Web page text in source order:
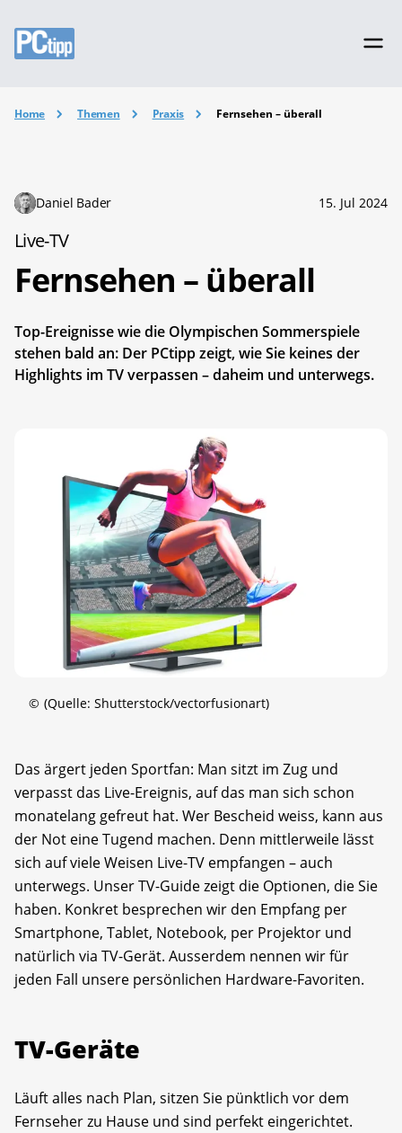
Home Themen Praxis Fernsehen – überall
Daniel Bader 15. Jul 2024
Live-TV
Fernsehen – überall
Top-Ereignisse wie die Olympischen Sommerspiele
stehen bald an: Der PCtipp zeigt, wie Sie keines der
Highlights im TV verpassen – daheim und unterwegs.
© (Quelle: Shutterstock/vectorfusionart)
Das ärgert jeden Sportfan: Man sitzt im Zug und
verpasst das Live-Ereignis, auf das man sich schon
monatelang gefreut hat. Wer Bescheid weiss, kann aus
der Not eine Tugend machen. Denn mittlerweile lässt
sich auf viele Weisen Live-TV empfangen – auch
unterwegs. Unser TV-Guide zeigt die Optionen, die Sie
haben. Konkret besprechen wir den Empfang per
Smartphone, Tablet, Notebook, per Projektor und
natürlich via TV-Gerät. Ausserdem nennen wir für
jeden Fall unsere persönlichen Hardware-Favoriten.
TV-Geräte
Läuft alles nach Plan, sitzen Sie pünktlich vor dem
Fernseher zu Hause und sind perfekt eingerichtet.